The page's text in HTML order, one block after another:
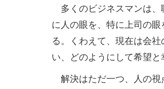
多くのビジネスマンは、
に人の眼を、特に上司の
る。くわえて、現在は会
い、どのようにして希望と
解決はただ一つ、人の視